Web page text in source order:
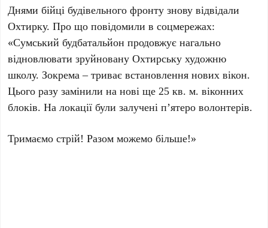
Днями бійці будівельного фронту знову відвідали
Охтирку. Про що повідомили в соцмережах:
«Сумський будбатальйон продовжує нагально
відновлювати зруйновану Охтирську художню
школу. Зокрема – триває встановлення нових вікон.
Цього разу замінили на нові ще 25 кв. м. віконних
блоків. На локації були залучені п’ятеро волонтерів.
Тримаємо стрій! Разом можемо більше!»